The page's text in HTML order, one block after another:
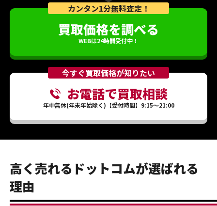
カンタン1分無料査定！
買取価格を調べる
WEBは24時間受付中！
今すぐ買取価格が知りたい
お電話で買取相談
年中無休(年末年始除く)【受付時間】9:15～21:00
高く売れるドットコムが選ばれる
理由